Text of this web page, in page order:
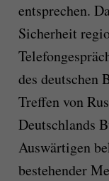
entsprechen.
Sicherheit
des deutschen
Treffen von
Deutschlands
Auswärtigen
bestehender